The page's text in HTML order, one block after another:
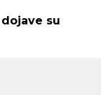
dojave su